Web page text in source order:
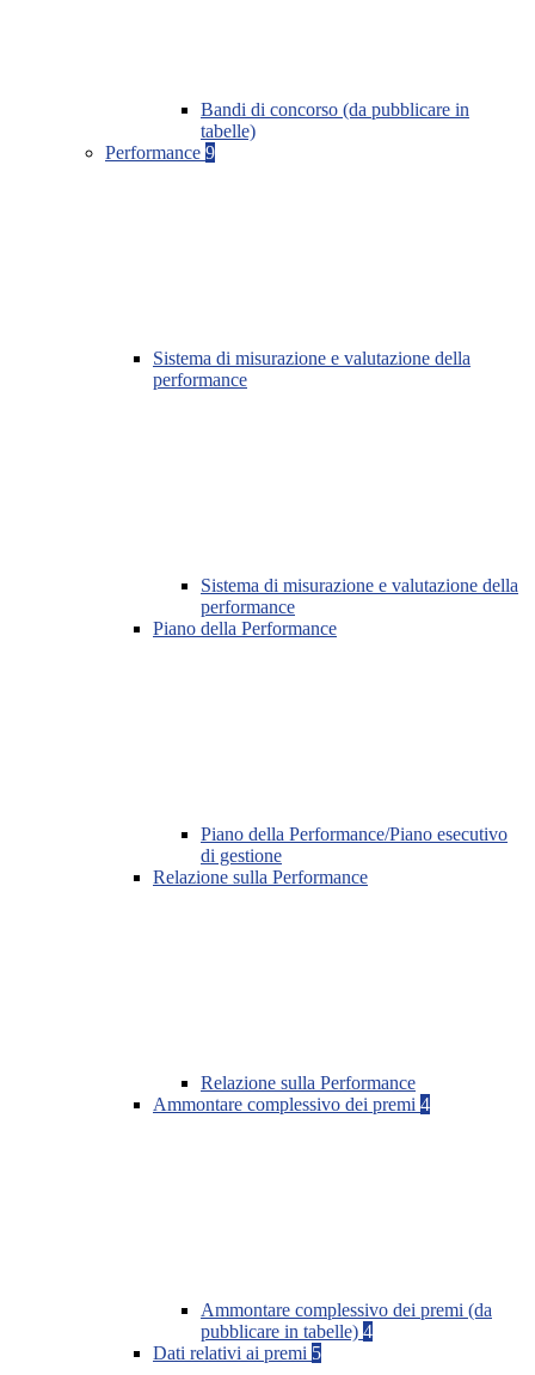
Bandi di concorso (da pubblicare in
tabelle)
Performance 9
Sistema di misurazione e valutazione della
performance
Sistema di misurazione e valutazione della
performance
Piano della Performance
Piano della Performance/Piano esecutivo
di gestione
Relazione sulla Performance
Relazione sulla Performance
Ammontare complessivo dei premi 4
Ammontare complessivo dei premi (da
pubblicare in tabelle) 4
Dati relativi ai premi 5